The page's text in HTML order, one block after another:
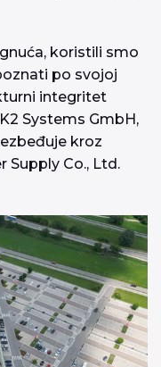
koristili smo
po svojoj
integritet
Systems GmbH,
kroz
Supply Co., Ltd.